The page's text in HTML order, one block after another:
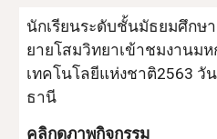
นักเรียนระดับชั้นมัธยมศึกษ
ยายโสมวิทยาเข้าชมงานม
เทคโนโลยีแห่งชาติ2563 วั
ธานี
คลิกดูภาพกิจกรรม